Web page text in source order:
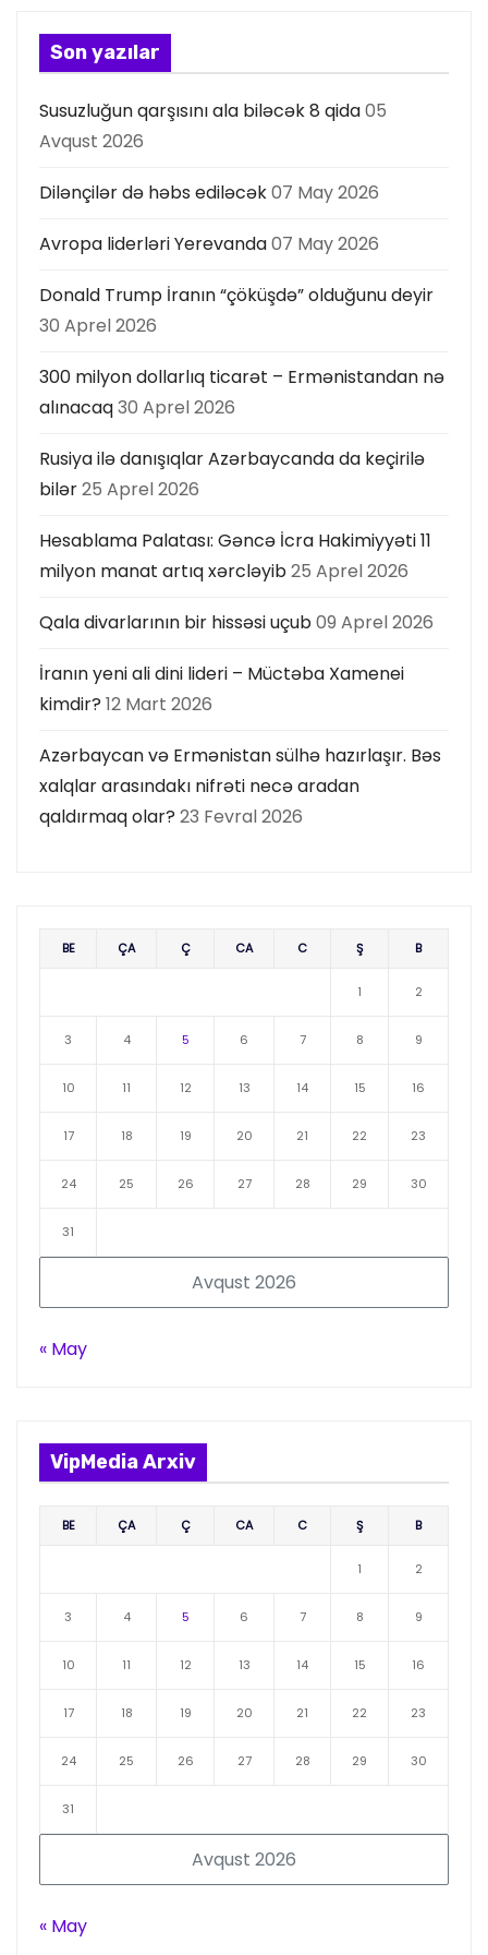
Son yazılar
Susuzluğun qarşısını ala biləcək 8 qida05
Avqust 2026
Dilənçilər də həbs ediləcək07 May 2026
Avropa liderləri Yerevanda07 May 2026
Donald Trump İranın “çöküşdə” olduğunu deyir
30 Aprel 2026
300 milyon dollarlıq ticarət – Ermənistandan nə
alınacaq30 Aprel 2026
Rusiya ilə danışıqlar Azərbaycanda da keçirilə
bilər25 Aprel 2026
Hesablama Palatası: Gəncə İcra Hakimiyyəti 11
milyon manat artıq xərcləyib25 Aprel 2026
Qala divarlarının bir hissəsi uçub09 Aprel 2026
İranın yeni ali dini lideri – Müctəba Xamenei
kimdir? 12 Mart 2026
Azərbaycan və Ermənistan sülhə hazırlaşır. Bəs
xalqlar arasındakı nifrəti necə aradan
qaldırmaq olar? 23 Fevral 2026
Avqust 2026
BE ÇA Ç CA C Ş B
1 2
3 4 5 6 7 8 9
10 11 12 13 14 15 16
17 18 19 20 21 22 23
24 25 26 27 28 29 30
31
« May
VipMedia Arxiv
Avqust 2026
BE ÇA Ç CA C Ş B
1 2
3 4 5 6 7 8 9
10 11 12 13 14 15 16
17 18 19 20 21 22 23
24 25 26 27 28 29 30
31
« May